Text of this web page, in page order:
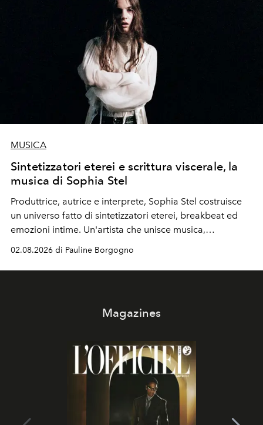
MUSICA
Sintetizzatori eterei e scrittura viscerale, la
musica di Sophia Stel
Produttrice, autrice e interprete, Sophia Stel costruisce
un universo fatto di sintetizzatori eterei, breakbeat ed
emozioni intime. Un'artista che unisce musica,
02.08.2026 di Pauline Borgogno
Magazines